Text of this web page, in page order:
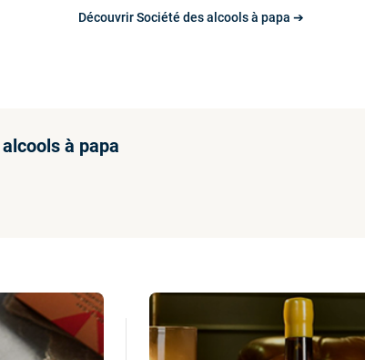
Découvrir Société des alcools à papa ➔
à papa